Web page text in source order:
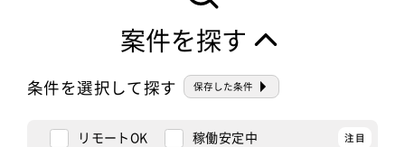
案件を探す
条件を選択して探す 保存した条件
リモートOK 稼働安定中